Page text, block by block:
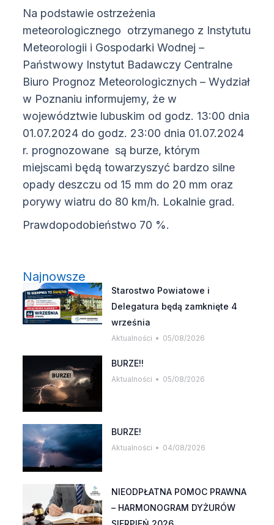
Na podstawie ostrzeżenia
meteorologicznego otrzymanego z Instytutu
Meteorologii i Gospodarki Wodnej –
Państwowy Instytut Badawczy Centralne
Biuro Prognoz Meteorologicznych – Wydział
w Poznaniu informujemy, że w
województwie lubuskim od godz. 13:00 dnia
01.07.2024 do godz. 23:00 dnia 01.07.2024
r. prognozowane są burze, którym
miejscami będą towarzyszyć bardzo silne
opady deszczu od 15 mm do 20 mm oraz
porywy wiatru do 80 km/h. Lokalnie grad.
Prawdopodobieństwo 70 %.
Najnowsze
Starostwo Powiatowe i
Delegatura będą zamknięte 4
września
Aktualności 05/08/2026
BURZE!!
Aktualności 05/08/2026
BURZE!
Aktualności 04/08/2026
NIEODPŁATNA POMOC PRAWNA
– HARMONOGRAM DYŻURÓW